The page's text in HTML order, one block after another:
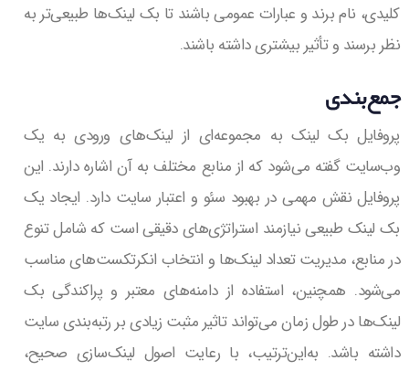
کلیدی، نام برند و عبارات عمومی باشند تا بک لینک‌ها طبیعی‌تر به
نظر برسند و تأثیر بیشتری داشته باشند.
جمع‌بندی
پروفایل بک لینک به مجموعه‌ای از لینک‌های ورودی به یک
وب‌سایت گفته می‌شود که از منابع مختلف به آن اشاره دارند. این
پروفایل نقش مهمی در بهبود سئو و اعتبار سایت دارد. ایجاد یک
بک لینک طبیعی نیازمند استراتژی‌های دقیقی است که شامل تنوع
در منابع، مدیریت تعداد لینک‌ها و انتخاب انکرتکست‌های مناسب
می‌شود. همچنین، استفاده از دامنه‌های معتبر و پراکندگی بک
لینک‌ها در طول زمان می‌تواند تاثیر مثبت زیادی بر رتبه‌بندی سایت
داشته باشد. به‌این‌ترتیب، با رعایت اصول لینک‌سازی صحیح،